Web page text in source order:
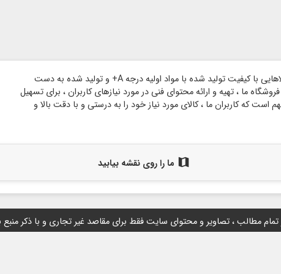
وبسایت گروه هنری شاخه بر پایه اعتماد مشتریان گرامی و با هدف ارائه کالاهایی با کیفیت تولید شده با مواد اولیه درجه A+ و تولید شده به دست
ما ، تهیه و ارائه محتوای فنی در مورد نیازهای کاربران ، برای تسهیل
که کاربران ما ، کالای مورد نیاز خود را به درستی و با دقت بالا و
map ما را روی نقشه بیابید
تمام مطالب ، تصاویر و محتوای سايت فقط برای مقاصد غیر تجاری و با ذکر منبع